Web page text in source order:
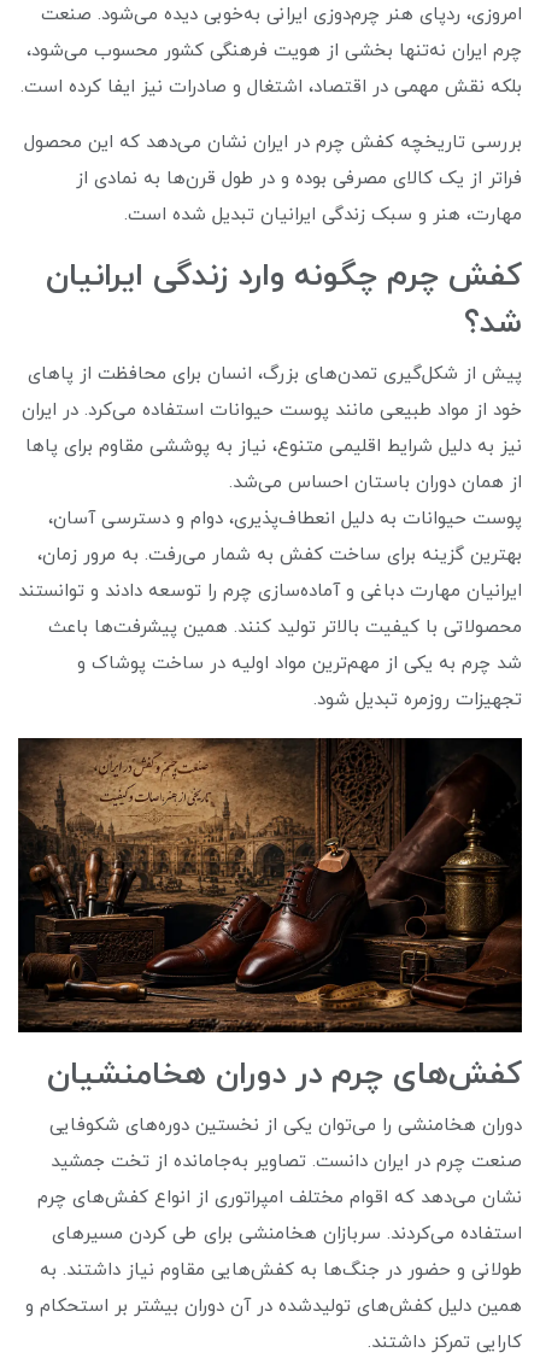
امروزی، ردپای هنر چرم‌دوزی ایرانی به‌خوبی دیده می‌شود. صنعت
چرم ایران نه‌تنها بخشی از هویت فرهنگی کشور محسوب می‌شود،
بلکه نقش مهمی در اقتصاد، اشتغال و صادرات نیز ایفا کرده است.
بررسی تاریخچه کفش چرم در ایران نشان می‌دهد که این محصول
فراتر از یک کالای مصرفی بوده و در طول قرن‌ها به نمادی از
مهارت، هنر و سبک زندگی ایرانیان تبدیل شده است.
کفش چرم چگونه وارد زندگی ایرانیان
شد؟
پیش از شکل‌گیری تمدن‌های بزرگ، انسان برای محافظت از پاهای
خود از مواد طبیعی مانند پوست حیوانات استفاده می‌کرد. در ایران
نیز به دلیل شرایط اقلیمی متنوع، نیاز به پوششی مقاوم برای پاها
از همان دوران باستان احساس می‌شد.
پوست حیوانات به دلیل انعطاف‌پذیری، دوام و دسترسی آسان،
بهترین گزینه برای ساخت کفش به شمار می‌رفت. به مرور زمان،
ایرانیان مهارت دباغی و آماده‌سازی چرم را توسعه دادند و توانستند
محصولاتی با کیفیت بالاتر تولید کنند. همین پیشرفت‌ها باعث
شد چرم به یکی از مهم‌ترین مواد اولیه در ساخت پوشاک و
تجهیزات روزمره تبدیل شود.
کفش‌های چرم در دوران هخامنشیان
دوران هخامنشی را می‌توان یکی از نخستین دوره‌های شکوفایی
صنعت چرم در ایران دانست. تصاویر به‌جامانده از تخت جمشید
نشان می‌دهد که اقوام مختلف امپراتوری از انواع کفش‌های چرم
استفاده می‌کردند. سربازان هخامنشی برای طی کردن مسیرهای
طولانی و حضور در جنگ‌ها به کفش‌هایی مقاوم نیاز داشتند. به
همین دلیل کفش‌های تولیدشده در آن دوران بیشتر بر استحکام و
کارایی تمرکز داشتند.